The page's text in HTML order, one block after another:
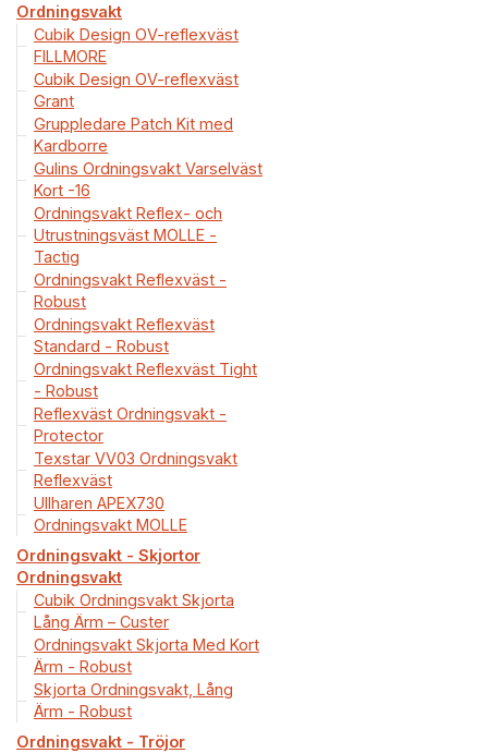
Ordningsvakt
Cubik Design OV-reflexväst
FILLMORE
Cubik Design OV-reflexväst
Grant
Gruppledare Patch Kit med
Kardborre
Gulins Ordningsvakt Varselväst
Kort -16
Ordningsvakt Reflex- och
Utrustningsväst MOLLE -
Tactig
Ordningsvakt Reflexväst -
Robust
Ordningsvakt Reflexväst
Standard - Robust
Ordningsvakt Reflexväst Tight
- Robust
Reflexväst Ordningsvakt -
Protector
Texstar VV03 Ordningsvakt
Reflexväst
Ullharen APEX730
Ordningsvakt MOLLE
Ordningsvakt - Skjortor
Ordningsvakt
Cubik Ordningsvakt Skjorta
Lång Ärm – Custer
Ordningsvakt Skjorta Med Kort
Ärm - Robust
Skjorta Ordningsvakt, Lång
Ärm - Robust
Ordningsvakt - Tröjor